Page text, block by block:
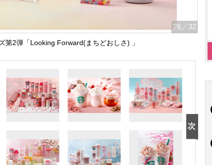
26 ／32
第2弾「Looking Forward(まちどおしさ) 」